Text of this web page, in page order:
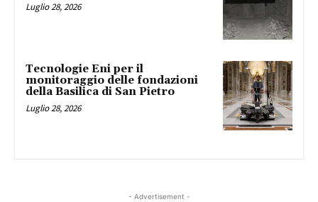
Luglio 28, 2026
Tecnologie Eni per il
monitoraggio delle fondazioni
della Basilica di San Pietro
Luglio 28, 2026
- Advertisement -